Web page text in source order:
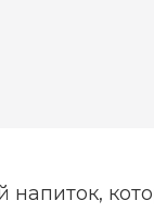
напиток,